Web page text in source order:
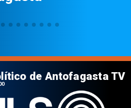
de Antofagasta TV